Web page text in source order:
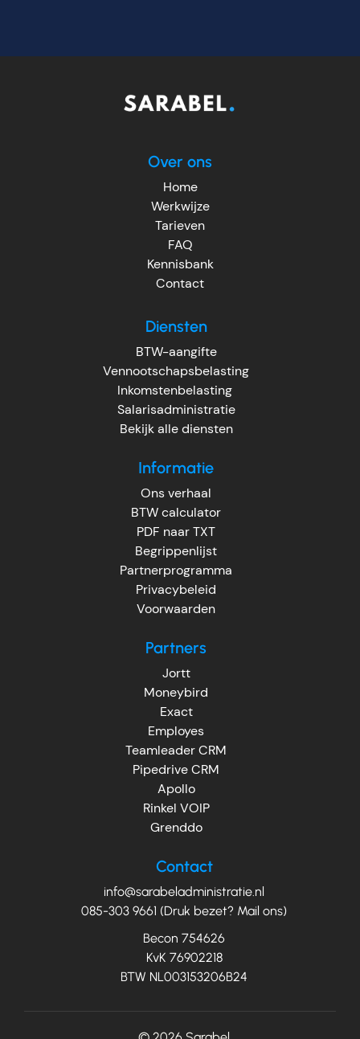
Over ons
Home
Werkwijze
Tarieven
FAQ
Kennisbank
Contact
Diensten
BTW-aangifte
Vennootschapsbelasting
Inkomstenbelasting
Salarisadministratie
Bekijk alle diensten
Informatie
Ons verhaal
BTW calculator
PDF naar TXT
Begrippenlijst
Partnerprogramma
Privacybeleid
Voorwaarden
Partners
Jortt
Moneybird
Exact
Employes
Teamleader CRM
Pipedrive CRM
Apollo
Rinkel VOIP
Grenddo
Contact
info@sarabeladministratie.nl
085-303 9661 (Druk bezet? Mail ons)
Becon 754626
KvK 76902218
BTW NL003153206B24